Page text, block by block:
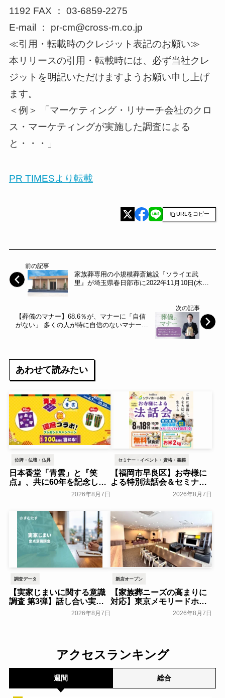
1192 FAX ： 03-6859-2275
E-mail ： pr-cm@cross-m.co.jp
≪引用・転載時のクレジット表記のお願い≫
本リリースの引用・転載時には、必ず当社クレ
ジットを明記いただけますようお願い申し上げ
ます。
＜例＞ 「マーケティング・リサーチ会社のクロ
ス・マーケティングが実施した調査による
と・・・」
PR TIMESより転載
URLをコピー
前の記事
家族葬専用の小規模葬斎施設『ソライエ武
里』が埼玉県春日部市に2022年11月10日(木)
次の記事
【葬儀のマナー】68.6％が、マナーに「自信
がない」 多くの人が特に自信のないマナーと
あわせて読みたい
位牌・仏壇・仏具
日本香堂「青雲」と『笑
点』、共に60年を記念した
初コラボ！オリジナルグッ
ズのプレゼントキャンペー
ンを実施～日本香堂～
一般公開
2026年8月7日
セミナー・イベント・資格・書籍
【福岡市早良区】お寺様に
よる特別法話会＆セミナー
特典「無料試食会」を8月
18日(月)にシティホール飯
一般公開
2026年8月7日
調査データ
【実家じまいに関する意識
調査 第3弾】話し合い実施
率は29.5％で前回から低
2026年8月7日
新店オープン
【家族葬ニーズの高まりに
対応】東京メモリードホー
ルに貸切型家族葬空間『第
2026年8月7日
アクセスランキング
週間 総合